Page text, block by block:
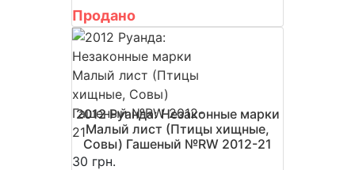
Продано
2012 Руанда: Незаконные марки
Малый лист (Птицы хищные,
Совы) Гашеный №RW 2012-21
30 грн.